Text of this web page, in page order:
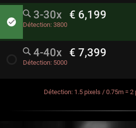
done
3-30x € 6,199
Détection: 3800
4-40x € 7,399
Détection: 5000
Détection: 1.5 pixels / 0.75m = 2